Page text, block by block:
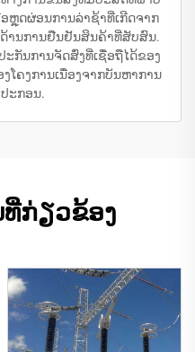
ຫຼຸດຜ່ອນການລ່າຊ້າທີ່ເກີດຈາກ
ານການຢືນຢັນສິນຄ້າທີ່ສັບສົນ.
ກັນການຈັດສົ່ງທີ່ເຊື່ອຖືໄດ້ຂອງ
ໂຄງການເນື່ອງຈາກບັນຫາການ
ະກອນ.
ກ່ຽວຂ້ອງ